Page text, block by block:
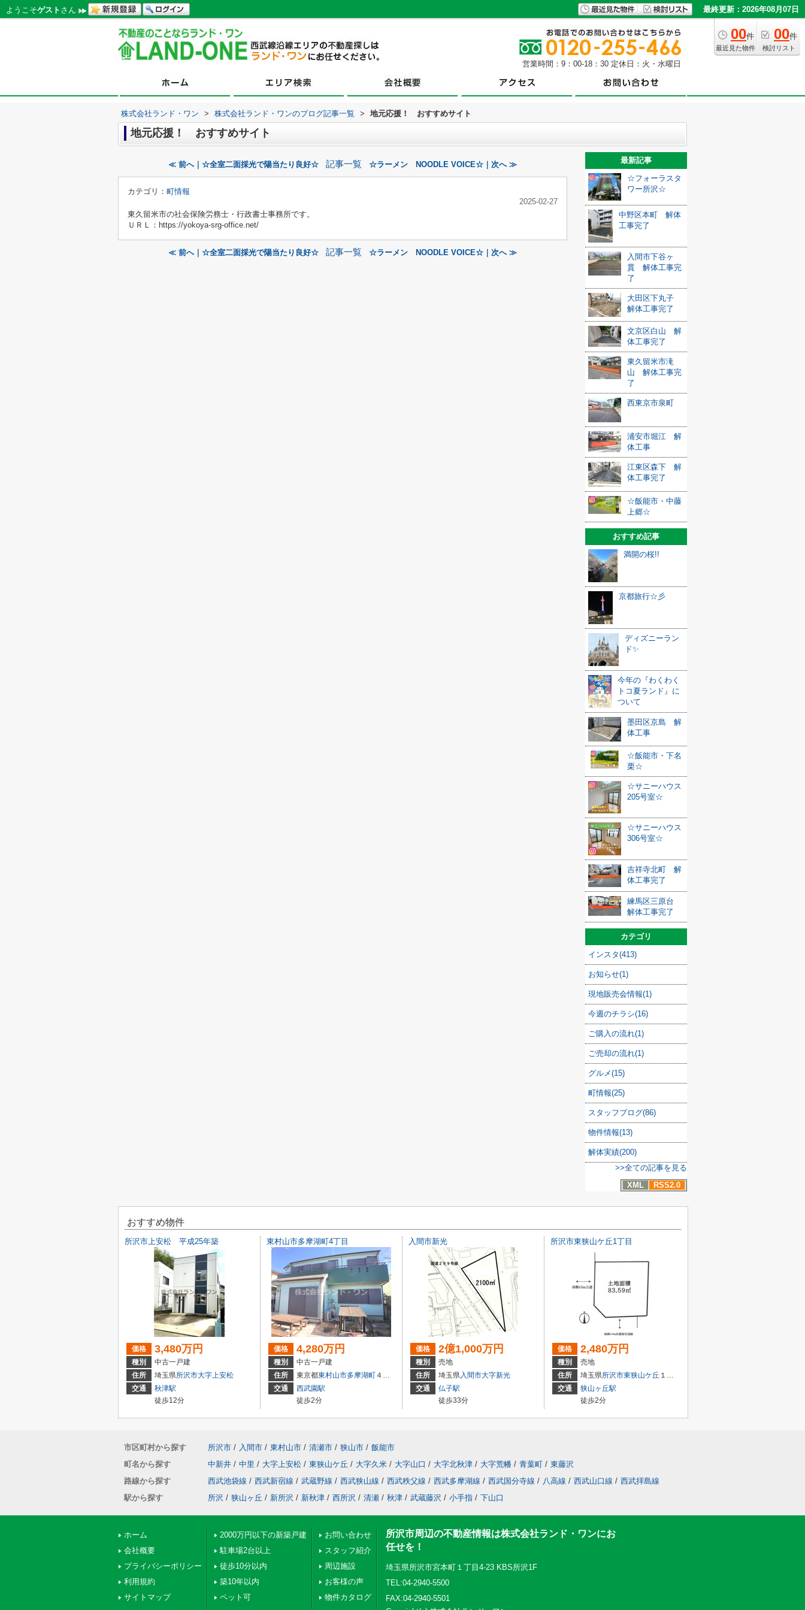
ようこそゲスト さん 最終更新：2026年08月07日
00件
最近見た物件
00件
検討リスト
営業時間：9：00-18：30 定休日：火・水曜日
株式会社ランド・ワン > 株式会社ランド・ワンのブログ記事一覧 > 地元応援！ おすすめサイト
地元応援！ おすすめサイト
≪ 前へ｜☆全室二面採光で陽当たり良好☆ 記事一覧 ☆ラーメン NOODLE VOICE☆｜次へ ≫
カテゴリ： 町情報
2025-02-27
東久留米市の社会保険労務士・行政書士事務所です。
ＵＲＬ：https://yokoya-srg-office.net/
≪ 前へ｜☆全室二面採光で陽当たり良好☆ 記事一覧 ☆ラーメン NOODLE VOICE☆｜次へ ≫
最新記事
☆フォーラスタ
ワー所沢☆
中野区本町 解体
工事完了
入間市下谷ヶ
貫 解体工事完
了
大田区下丸子
解体工事完了
文京区白山 解
体工事完了
東久留米市滝
山 解体工事完
了
西東京市泉町
浦安市堀江 解
体工事
江東区森下 解
体工事完了
☆飯能市・中藤
上郷☆
おすすめ記事
満開の桜!!
京都旅行☆彡
ディズニーラン
ド✨
今年の『わくわく
トコ夏ランド』に
ついて
墨田区京島 解
体工事
☆飯能市・下名
栗☆
☆サニーハウス
205号室☆
☆サニーハウス
306号室☆
吉祥寺北町 解
体工事完了
練馬区三原台
解体工事完了
カテゴリ
インスタ(413)
お知らせ(1)
現地販売会情報(1)
今週のチラシ(16)
ご購入の流れ(1)
ご売却の流れ(1)
グルメ(15)
町情報(25)
スタッフブログ(86)
物件情報(13)
解体実績(200)
>>全ての記事を見る
XML
RSS2.0
おすすめ物件
所沢市上安松 平成25年築
価格 3,480万円
種別
中古一戸建
住所
埼玉県所沢市大字上安松
交通
秋津駅
徒歩12分
東村山市多摩湖町4丁目
価格 4,280万円
種別
中古一戸建
住所
東京都東村山市多摩湖町４丁目
交通
西武園駅
徒歩2分
入間市新光
価格 2億1,000万円
種別
売地
住所
埼玉県入間市大字新光
交通
仏子駅
徒歩33分
所沢市東狭山ケ丘1丁目
価格 2,480万円
種別
売地
住所
埼玉県所沢市東狭山ケ丘 １丁目
交通
狭山ヶ丘駅
徒歩2分
市区町村から探す 所沢市 / 入間市 / 東村山市 / 清瀬市 / 狭山市 / 飯能市
町名から探す
中新井 / 中里 / 大字上安松 / 東狭山ケ丘 / 大字久米 / 大字山口 / 大字北秋津 / 大字荒幡 / 青葉町 / 東藤沢
路線から探す
西武池袋線 / 西武新宿線 / 武蔵野線 / 西武狭山線 / 西武秩父線 / 西武多摩湖線 / 西武国分寺線 / 八高線 / 西武山口線 / 西武拝島線
駅から探す
所沢 / 狭山ヶ丘 / 新所沢 / 新秋津 / 西所沢 / 清瀬 / 秋津 / 武蔵藤沢 / 小手指 / 下山口
ホーム
会社概要
プライバシーポリシー
利用規約
サイトマップ
2000万円以下の新築戸建
駐車場2台以上
徒歩10分以内
築10年以内
ペット可
お問い合わせ
スタッフ紹介
周辺施設
お客様の声
物件カタログ
所沢市周辺の不動産情報は株式会社ランド・ワンにお
任せを！
埼玉県所沢市宮本町１丁目4-23 KBS所沢1F
TEL:04-2940-5500
FAX:04-2940-5501